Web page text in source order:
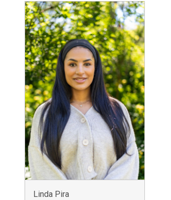
Linda Pira